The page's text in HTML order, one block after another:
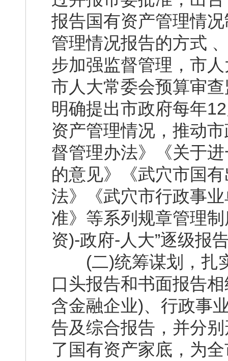
报告国有资产管理情
管理情况报告的方式
步加强监督管理，市
市人大常委会预算审
明确提出市政府每年
资产管理情况，推动
督管理办法》《关于
的意见》《武穴市国
法》《武穴市行政事
准》等系列规章管理
资)-政府-人大”逐级报
(二)统筹谋划，扎实
口头报告和书面报告
含金融企业)、行政事
告及综合报告，并分
了国有资产家底，为